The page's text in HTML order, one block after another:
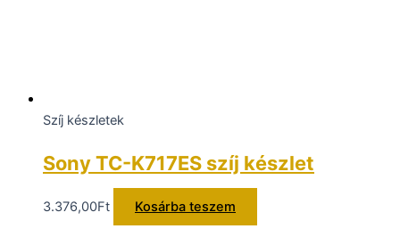
Szíj készletek
Sony TC-K717ES szíj készlet
3.376,00Ft Kosárba teszem